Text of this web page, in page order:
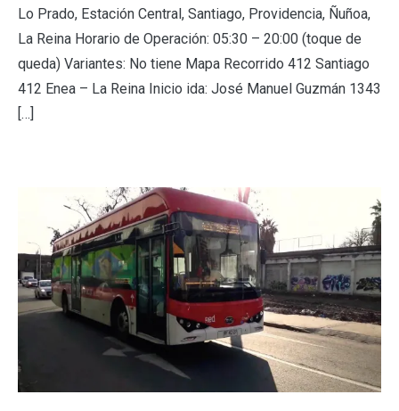
Lo Prado, Estación Central, Santiago, Providencia, Ñuñoa,
La Reina Horario de Operación: 05:30 – 20:00 (toque de
queda) Variantes: No tiene Mapa Recorrido 412 Santiago
412 Enea – La Reina Inicio ida: José Manuel Guzmán 1343
[…]